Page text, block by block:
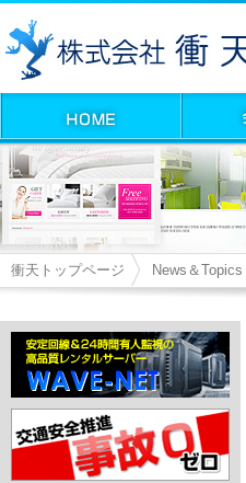
衝天トップページ News＆Topics